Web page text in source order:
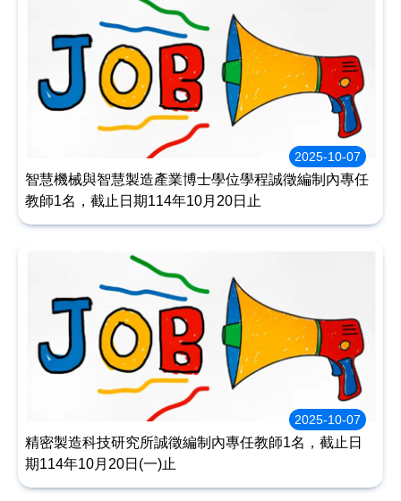
2025-10-07
智慧機械與智慧製造產業博士學位學程誠徵編制內專任
教師1名，截止日期114年10月20日止
2025-10-07
精密製造科技研究所誠徵編制內專任教師1名，截止日
期114年10月20日(一)止